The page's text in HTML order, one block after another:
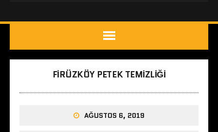
FIRÜZKÖY PETEK TEMIZLIĞI
AĞUSTOS 6, 2019